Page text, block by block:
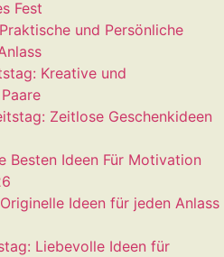
Fest
und Persönliche
Kreative und
Zeitlose Geschenkideen
Besten Ideen Für Motivation
Ideen für jeden Anlass
Liebevolle Ideen für